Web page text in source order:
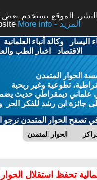
الموقع يستخدم بعض
More info - المزيد
اليسار -وكالة أنباء العلمانية
الاقتصاد - اخبار الطب
الحوار المتمدن
تطوعية وغير ربحية
ديمقراطي حديث يضمن
جائزة ابن رشد للفكر الحر
تصفح الحوار المتمدن نرجو
الحوار المتمدن
تحفظ استقلال